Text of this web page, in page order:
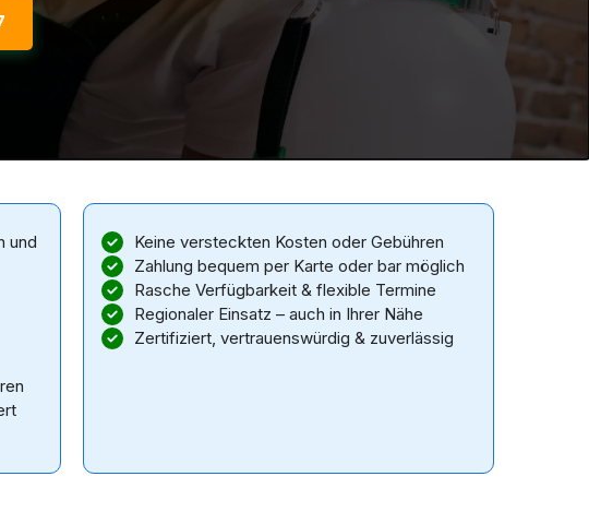
und
Keine versteckten Kosten oder Gebühren
Zahlung bequem per Karte oder bar möglich
Rasche Verfügbarkeit & flexible Termine
Regionaler Einsatz – auch in Ihrer Nähe
Zertifiziert, vertrauenswürdig & zuverlässig